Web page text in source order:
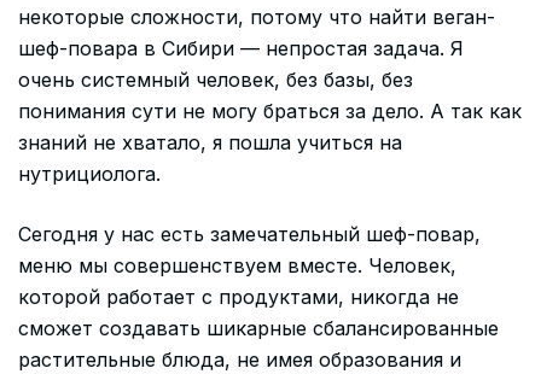
некоторые сложности, потому что найти веган-
шеф-повара в Сибири — непростая задача. Я
очень системный человек, без базы, без
понимания сути не могу браться за дело. А так как
знаний не хватало, я пошла учиться на
нутрициолога.
Сегодня у нас есть замечательный шеф-повар,
меню мы совершенствуем вместе. Человек,
которой работает с продуктами, никогда не
сможет создавать шикарные сбалансированные
растительные блюда, не имея образования и